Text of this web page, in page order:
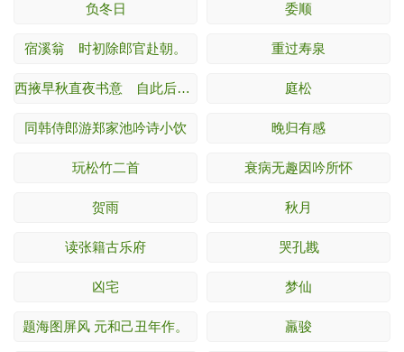
负冬日 委顺
宿溪翁 时初除郎官赴朝。 重过寿泉
西掖早秋直夜书意 自此后中书舍人时作。 庭松
同韩侍郎游郑家池吟诗小饮 晚归有感
玩松竹二首 衰病无趣因吟所怀
贺雨 秋月
读张籍古乐府 哭孔戡
凶宅 梦仙
题海图屏风 元和己丑年作。 羸骏